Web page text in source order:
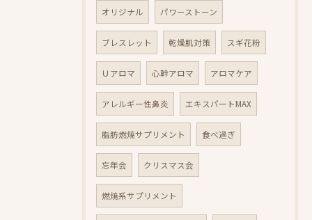
オリジナル パワーストーン
ブレスレット 乾燥肌対策 スギ花粉
Ｕアロマ 心幹アロマ アロマケア
アレルギー性鼻炎 エキスパートMAX
脂肪燃焼サプリメント 食べ過ぎ
忘年会 クリスマス会
燃焼系サプリメント